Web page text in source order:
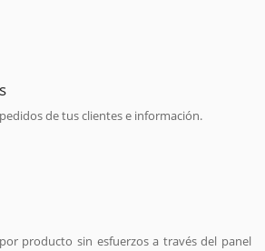
de tus clientes e información.
producto sin esfuerzos a través del panel